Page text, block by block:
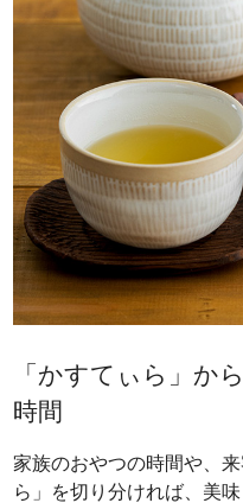
「かすてぃら」か
時間
家族のおやつの時間や、
ら」を切り分ければ、美